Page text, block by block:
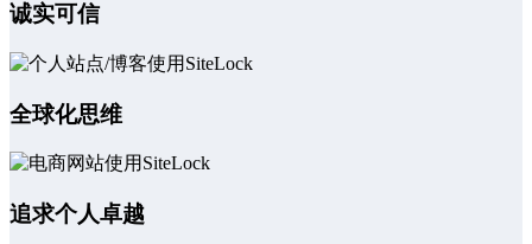
诚实可信
全球化思维
追求个人卓越